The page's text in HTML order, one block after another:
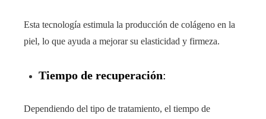
Esta tecnología estimula la producción de colágeno en la
piel, lo que ayuda a mejorar su elasticidad y firmeza.
Tiempo de recuperación:
Dependiendo del tipo de tratamiento, el tiempo de